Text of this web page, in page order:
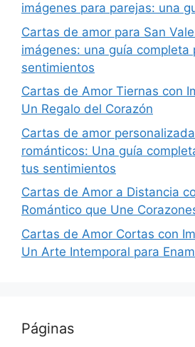
imágenes para parejas: una
Cartas de amor para San
imágenes: una guía completa
sentimientos
Cartas de Amor Tiernas con
Un Regalo del Corazón
Cartas de amor
románticos: Una guía
tus sentimientos
Cartas de Amor a Distancia
Romántico que Une
Cartas de Amor Cortas con
Un Arte Intemporal para
Páginas